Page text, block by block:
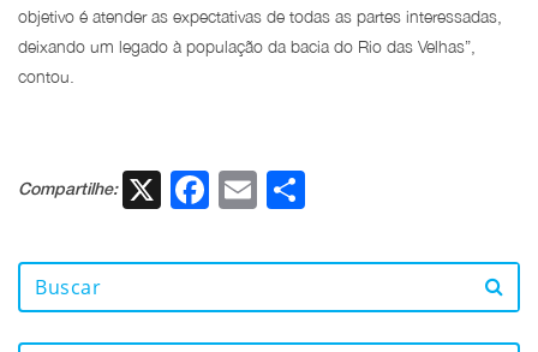
objetivo é atender as expectativas de todas as partes interessadas,
deixando um legado à população da bacia do Rio das Velhas”,
contou.
Compartilhe: X Facebook
Email